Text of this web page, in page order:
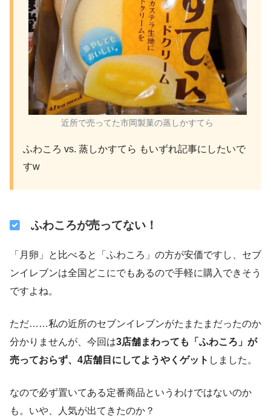
近所で売ってた市岡製菓の蒸しかすてら
ふわころ vs. 蒸しかすてら もいずれ記事にしたいで
すw
ふわころが売ってない！
「月卵」と比べると「ふわころ」の方が安価ですし、セブ
ンイレブンは全国どこにでもあるので手軽に購入できそう
ですよね。
ただ……私の近所のセブンイレブンがたまたまだったのか
分かりませんが、今回は3店舗まわっても「ふわころ」が
売っておらず、4店舗目にしてようやくゲット しました。
なので必ず置いてある定番商品というわけではないのか
も。いや、人気が出てきたのか？